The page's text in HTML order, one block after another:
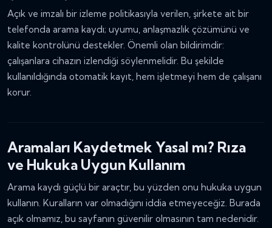
Açık ve imzalı bir izleme politikasıyla verilen, şirkete ait bir
telefonda arama kaydı; uyumu, anlaşmazlık çözümünü ve
kalite kontrolünü destekler. Önemli olan bildirimdir:
çalışanlara cihazın izlendiği söylenmelidir. Bu şekilde
kullanıldığında otomatik kayıt, hem işletmeyi hem de çalışanı
korur.
Aramaları Kaydetmek Yasal mı? Rıza
ve Hukuka Uygun Kullanım
Arama kaydı güçlü bir araçtır, bu yüzden onu hukuka uygun
kullanın. Kuralların var olmadığını iddia etmeyeceğiz. Burada
açık olmamız, bu sayfanın güvenilir olmasının tam nedenidir.